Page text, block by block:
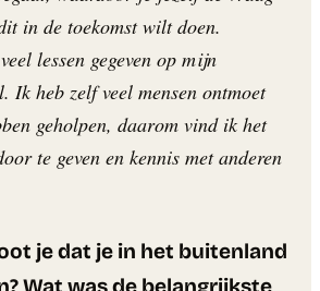
in de toekomst wilt doen.
lessen gegeven op mijn
Ik heb zelf veel mensen ontmoet
geholpen, daarom vind ik het
te geven en kennis met anderen
je dat je in het buitenland